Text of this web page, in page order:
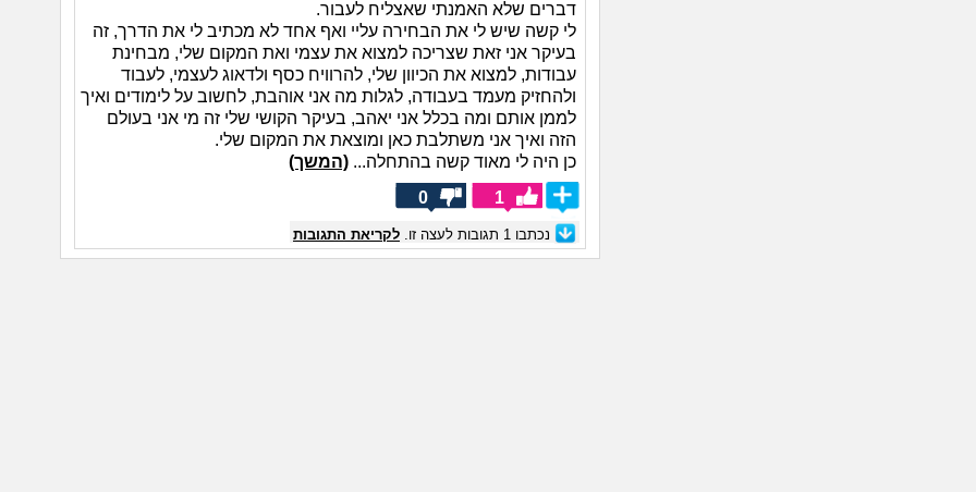
דברים שלא האמנתי שאצליח לעבור.
לי קשה שיש לי את הבחירה עליי ואף אחד לא מכתיב לי את הדרך, זה
בעיקר אני זאת שצריכה למצוא את עצמי ואת המקום שלי, מבחינת
עבודות, למצוא את הכיוון שלי, להרוויח כסף ולדאוג לעצמי, לעבוד
ולהחזיק מעמד בעבודה, לגלות מה אני אוהבת, לחשוב על לימודים ואיך
לממן אותם ומה בכלל אני יאהב, בעיקר הקושי שלי זה מי אני בעולם
הזה ואיך אני משתלבת כאן ומוצאת את המקום שלי.
כן היה לי מאוד קשה בהתחלה... (המשך)
1
0
נכתבו 1 תגובות לעצה זו. לקריאת התגובות